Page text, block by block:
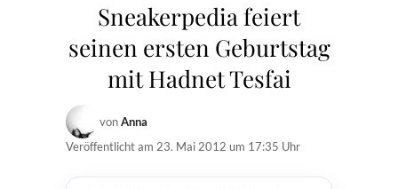
Sneakerpedia feiert
seinen ersten Geburtstag
mit Hadnet Tesfai
vonAnna
Veröffentlicht am 23. Mai 2012 um 17:35 Uhr